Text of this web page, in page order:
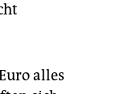
alles